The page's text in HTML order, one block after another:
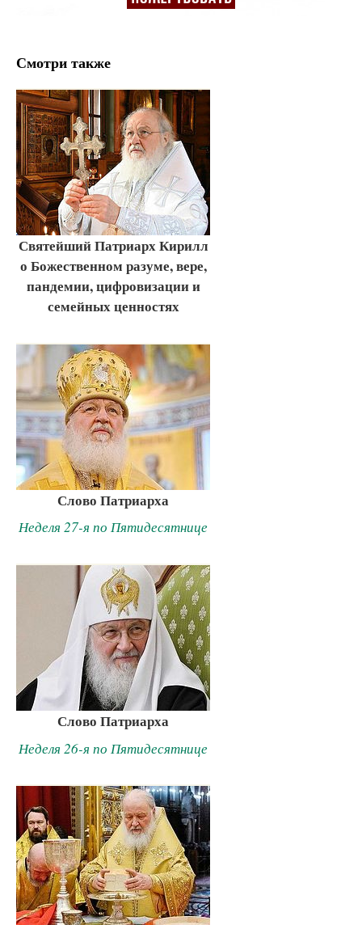
Смотри также
Святейший Патриарх Кирилл
о Божественном разуме, вере,
пандемии, цифровизации и
семейных ценностях
Слово Патриарха
Неделя 27-я по Пятидесятнице
Слово Патриарха
Неделя 26-я по Пятидесятнице